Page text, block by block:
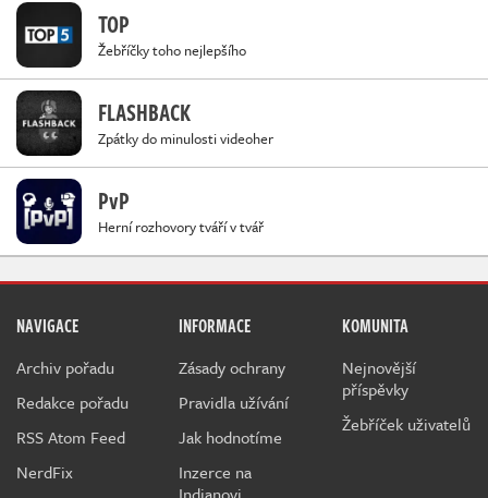
TOP
Žebříčky toho nejlepšího
FLASHBACK
Zpátky do minulosti videoher
PvP
Herní rozhovory tváří v tvář
NAVIGACE
Archiv pořadu
Redakce pořadu
RSS Atom Feed
NerdFix
INFORMACE
Zásady ochrany
Pravidla užívání
Jak hodnotíme
Inzerce na
KOMUNITA
Nejnovější
příspěvky
Žebříček uživatelů